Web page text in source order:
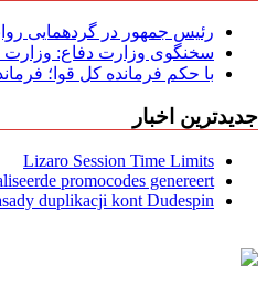
رئیس جمهور در گردهمایی
سخنگوی وزارت دفاع: وزارت
با حکم فرمانده کل قوا؛
جدیدترین اخبار
Lizaro Session Time Limits
promocodes genereert
duplikacji kont Dudespin